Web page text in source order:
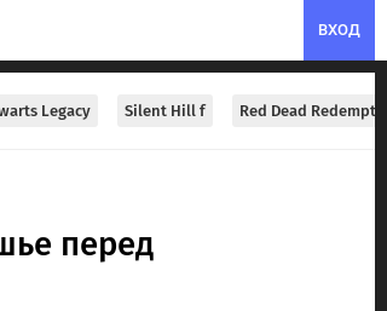
ВХОД
Legacy Silent Hill f Red Dead
перед